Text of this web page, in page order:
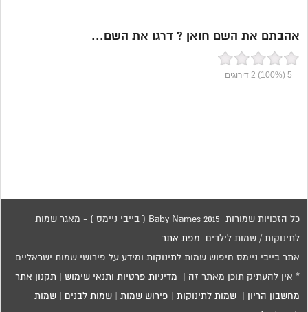
אהבתם את השם חואן ? דרגו את השם...
5
(100%)
2 דירוגים
כל הזכויות שמורות 2015 Baby Names ( בייבי ניימס ) - מאגר שמות
לתינוקות / שמות לילדים. מפת אתר
אתר בייבי ניימס חיפוש שמות לתינוקות ומידע על פירושי שמות ישראליים
* אין להעתיק תוכן מאתר זה | מדיניות פרטיות ותנאי שימוש תקנון אתר
מחשבון הריון |שמות לתינוקות פירוש שמות |שמות לבנים |שמות